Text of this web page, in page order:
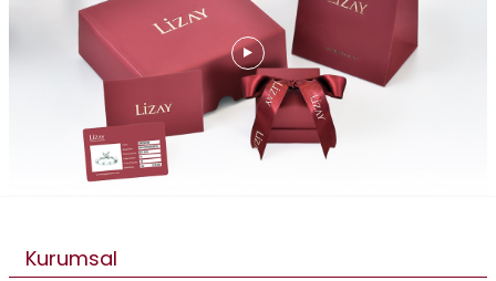
Kurumsal